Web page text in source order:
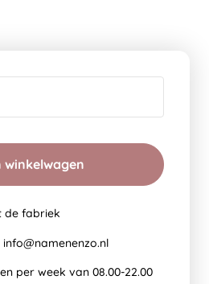
winkelwagen
de fabriek
per week van 08.00-22.00